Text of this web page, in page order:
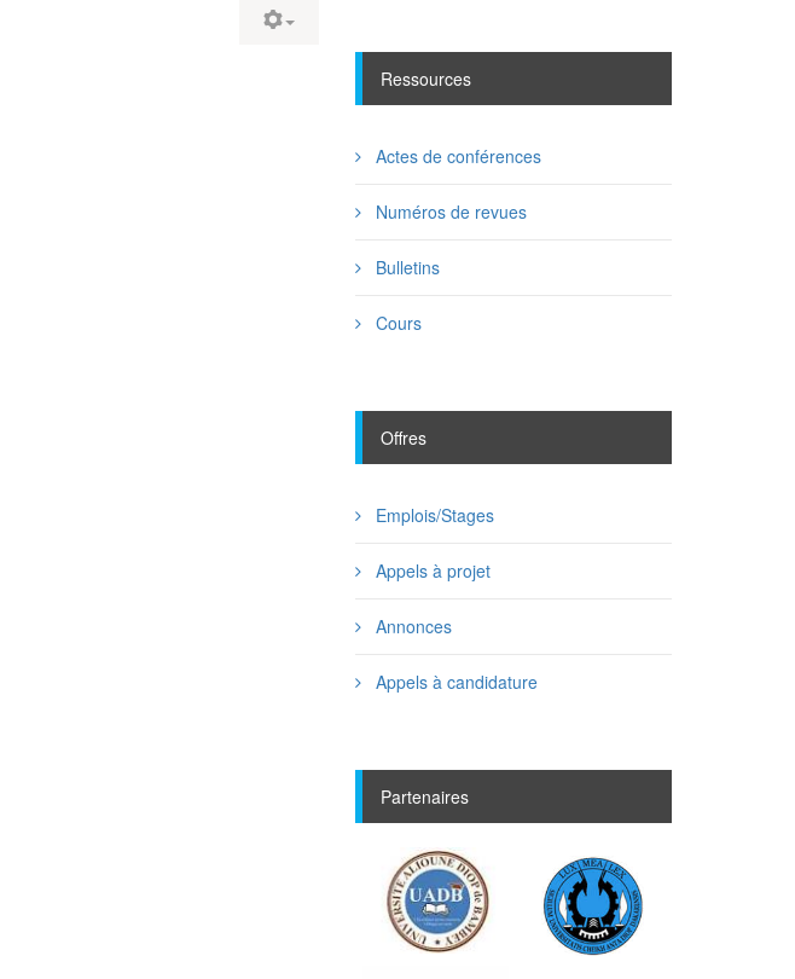
Ressources
Actes de conférences
Numéros de revues
Bulletins
Cours
Offres
Emplois/Stages
Appels à projet
Annonces
Appels à candidature
Partenaires